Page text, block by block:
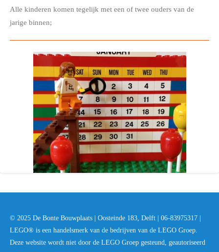
Alle kinderen komen tegelijk met een of twee ouders van de
jarige binnen;
© 2025 De Bonte Bouwplaats | Oosteinde 183, Delft | 06-83975317 |
LEGO® is een handelsmerk van de bedrijven van de LEGO Groep.
Deze website wordt niet door de LEGO Groep gesteund, geautoriseerd